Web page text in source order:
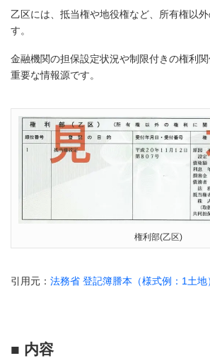
乙区には、抵当権や地役権など、所有権以
す。
金融機関の担保設定状況や制限付きの権利
重要な情報源です。
権利部(乙区)
引用元： 法務省 登記簿謄本（様式例：1土地
■ 内容